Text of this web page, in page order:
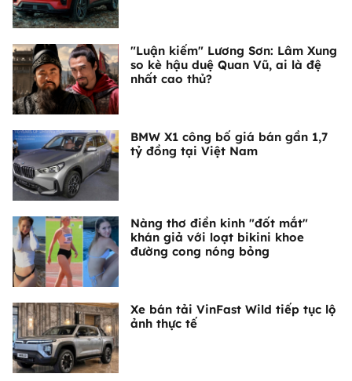
"Luận kiếm" Lương Sơn: Lâm Xung
so kè hậu duệ Quan Vũ, ai là đệ
nhất cao thủ?
BMW X1 công bố giá bán gần 1,7
tỷ đồng tại Việt Nam
Nàng thơ điền kinh "đốt mắt"
khán giả với loạt bikini khoe
đường cong nóng bỏng
Xe bán tải VinFast Wild tiếp tục lộ
ảnh thực tế